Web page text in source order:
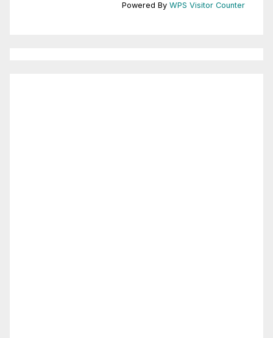
Powered By WPS Visitor Counter